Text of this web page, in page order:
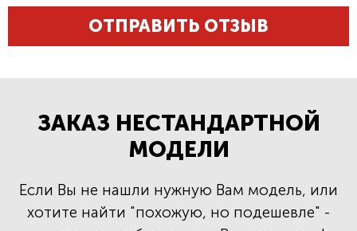
ОТПРАВИТЬ ОТЗЫВ
ЗАКАЗ НЕСТАНДАРТНОЙ
МОДЕЛИ
Если Вы не нашли нужную Вам модель, или
хотите найти "похожую, но подешевле" -